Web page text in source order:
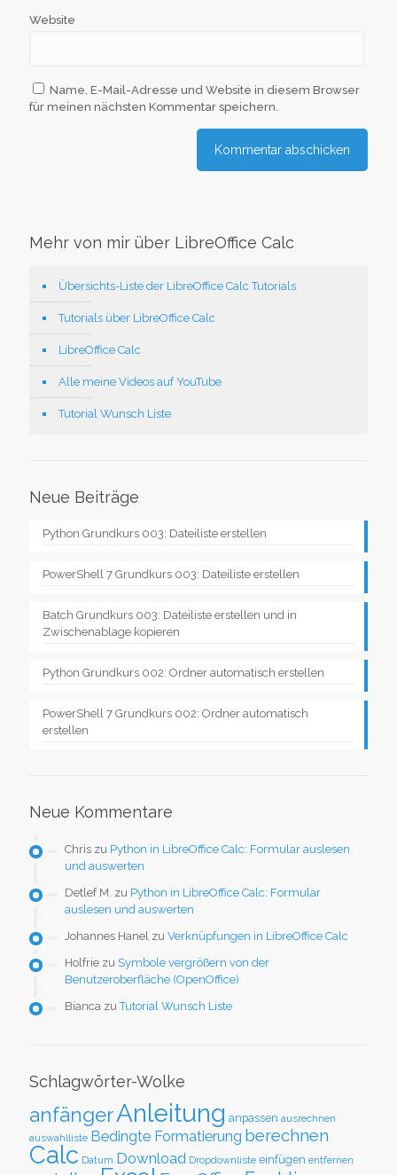
Website
Name, E-Mail-Adresse und Website in diesem Browser
für meinen nächsten Kommentar speichern.
Mehr von mir über LibreOffice Calc
Übersichts-Liste der LibreOffice Calc Tutorials
Tutorials über LibreOffice Calc
LibreOffice Calc
Alle meine Videos auf YouTube
Tutorial Wunsch Liste
Neue Beiträge
Python Grundkurs 003: Dateiliste erstellen
PowerShell 7 Grundkurs 003: Dateiliste erstellen
Batch Grundkurs 003: Dateiliste erstellen und in
Zwischenablage kopieren
Python Grundkurs 002: Ordner automatisch erstellen
PowerShell 7 Grundkurs 002: Ordner automatisch
erstellen
Neue Kommentare
Chris zu Python in LibreOffice Calc: Formular auslesen
und auswerten
Detlef M. zu Python in LibreOffice Calc: Formular
auslesen und auswerten
Johannes Hanel zu Verknüpfungen in LibreOffice Calc
Holfrie zu Symbole vergrößern von der
Benutzeroberfläche (OpenOffice)
Bianca zuTutorial Wunsch Liste
Schlagwörter-Wolke
anfängerAnleitung anpassen ausrechnen
auswahlliste Bedingte Formatierung berechnen
Calc Datum Download Dropdownliste einfügen entfernen